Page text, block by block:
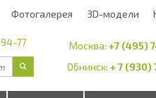
Фотогалерея 3D-модели
77 Москва: +7 (495)
Обнинск: + 7 (930)